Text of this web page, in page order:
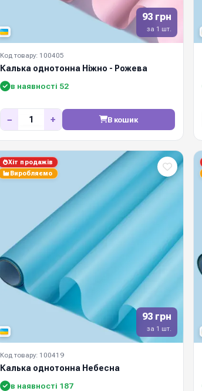
93 грн
за 1 шт.
Код товару: 100405
Калька однотонна Ніжно - Рожева
в наявності 52
− + В кошик
93 грн
за 1 шт.
Хіт продажів
Виробляємо
Код товару: 100419
Калька однотонна Небесна
в наявності 187